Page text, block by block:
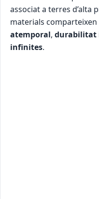
associat a terres d’alta
materials
atemporal, durabilitat
infinites.